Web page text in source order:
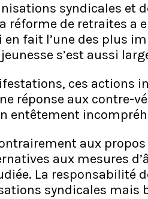
syndicales et
réforme de retraites a
fait l’une des plus
s’est aussi
ces actions
réponse aux contre-
entêtement
aux
aux mesures
La responsabilité
syndicales mais